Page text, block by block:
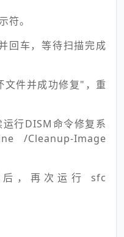
符。
回车，等待扫描完成
文件并成功修复"，重
行DISM命令修复系
/Cleanup-Image
，再次运行 sfc